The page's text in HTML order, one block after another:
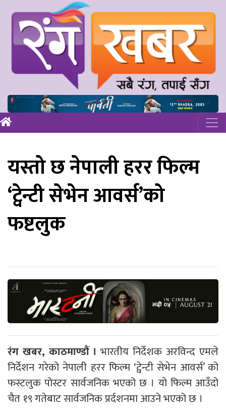
यस्तो छ नेपाली हरर फिल्म
‘ट्वेन्टी सेभेन आवर्स’को
फष्टलुक
रंग खबर, काठमाण्डौं । भारतीय निर्देशक अरविन्द एमले
निर्देशन गरेको नेपाली हरर फिल्म ‘ट्वेन्टी सेभेन आवर्स’ को
फस्टलुक पोस्टर सार्वजनिक भएको छ । यो फिल्म आउँदो
चैत १९ गतेबाट सार्वजनिक प्रर्दशनमा आउने भएको छ ।